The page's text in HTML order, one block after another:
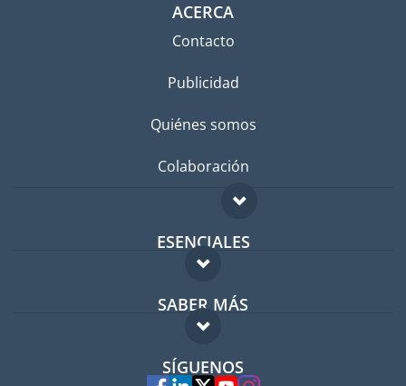
ACERCA
Contacto
Publicidad
Quiénes somos
Colaboración
ESENCIALES
Foro para expatriados
Guía para expatriados
Trabajos en el extranjero
SABER MÁS
FAQ
Expertos
SÍGUENOS